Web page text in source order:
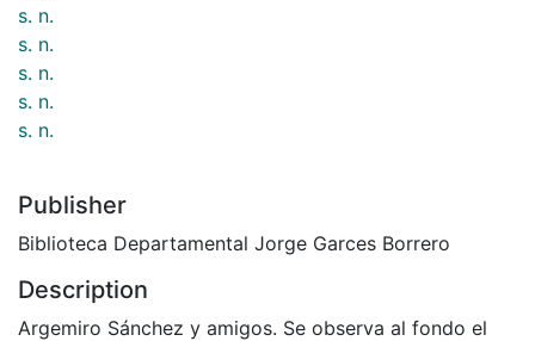
s. n.
s. n.
s. n.
s. n.
s. n.
Publisher
Biblioteca Departamental Jorge Garces Borrero
Description
Argemiro Sánchez y amigos. Se observa al fondo el